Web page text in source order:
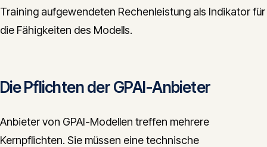
Training aufgewendeten Rechenleistung als Indikator für
die Fähigkeiten des Modells.
Die Pflichten der GPAI-Anbieter
Anbieter von GPAI-Modellen treffen mehrere
Kernpflichten. Sie müssen eine technische